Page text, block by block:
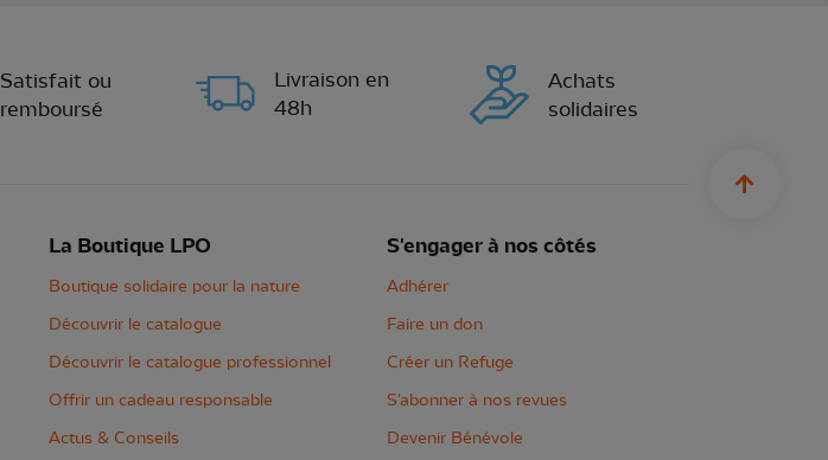
Satisfait ou
remboursé
Livraison en
48h
Achats
solidaires
La Boutique LPO
Boutique solidaire pour la nature
Découvrir le catalogue
Découvrir le catalogue professionnel
Offrir un cadeau responsable
Actus & Conseils
S'engager à nos côtés
Adhérer
Faire un don
Créer un Refuge
S'abonner à nos revues
Devenir Bénévole